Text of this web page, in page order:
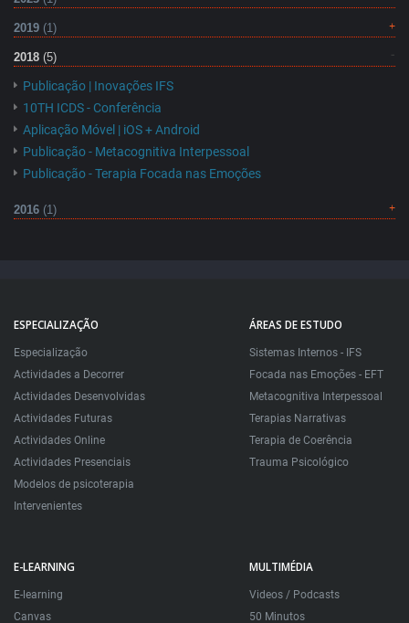
2019 (1)
2018 (5)
Publicação | Inovações IFS
10TH ICDS - Conferência
Aplicação Móvel | iOS + Android
Publicação - Metacognitiva Interpessoal
Publicação - Terapia Focada nas Emoções
2016 (1)
ESPECIALIZAÇÃO
Especialização
Actividades a Decorrer
Actividades Desenvolvidas
Actividades Futuras
Actividades Online
Actividades Presenciais
Modelos de psicoterapia
Intervenientes
ÁREAS DE ESTUDO
Sistemas Internos - IFS
Focada nas Emoções - EFT
Metacognitiva Interpessoal
Terapias Narrativas
Terapia de Coerência
Trauma Psicológico
E-LEARNING
E-learning
Canvas
MULTIMÉDIA
Videos / Podcasts
50 Minutos